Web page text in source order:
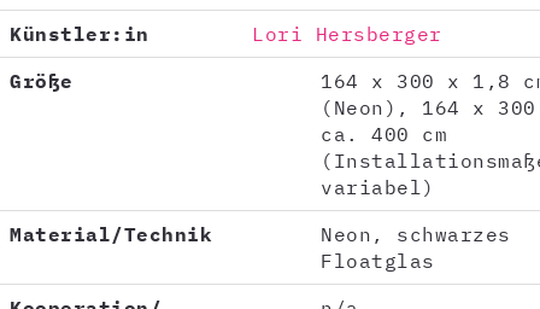
Künstler:in
Lori Hersberger
Größe
164 x 300 x 1,8
(Neon), 164 x
ca. 400 cm
variabel)
Material/Technik
Neon, schwarzes
Floatglas